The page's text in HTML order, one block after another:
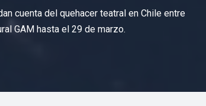
cuenta del quehacer teatral en Chile entre
GAM hasta el 29 de marzo.